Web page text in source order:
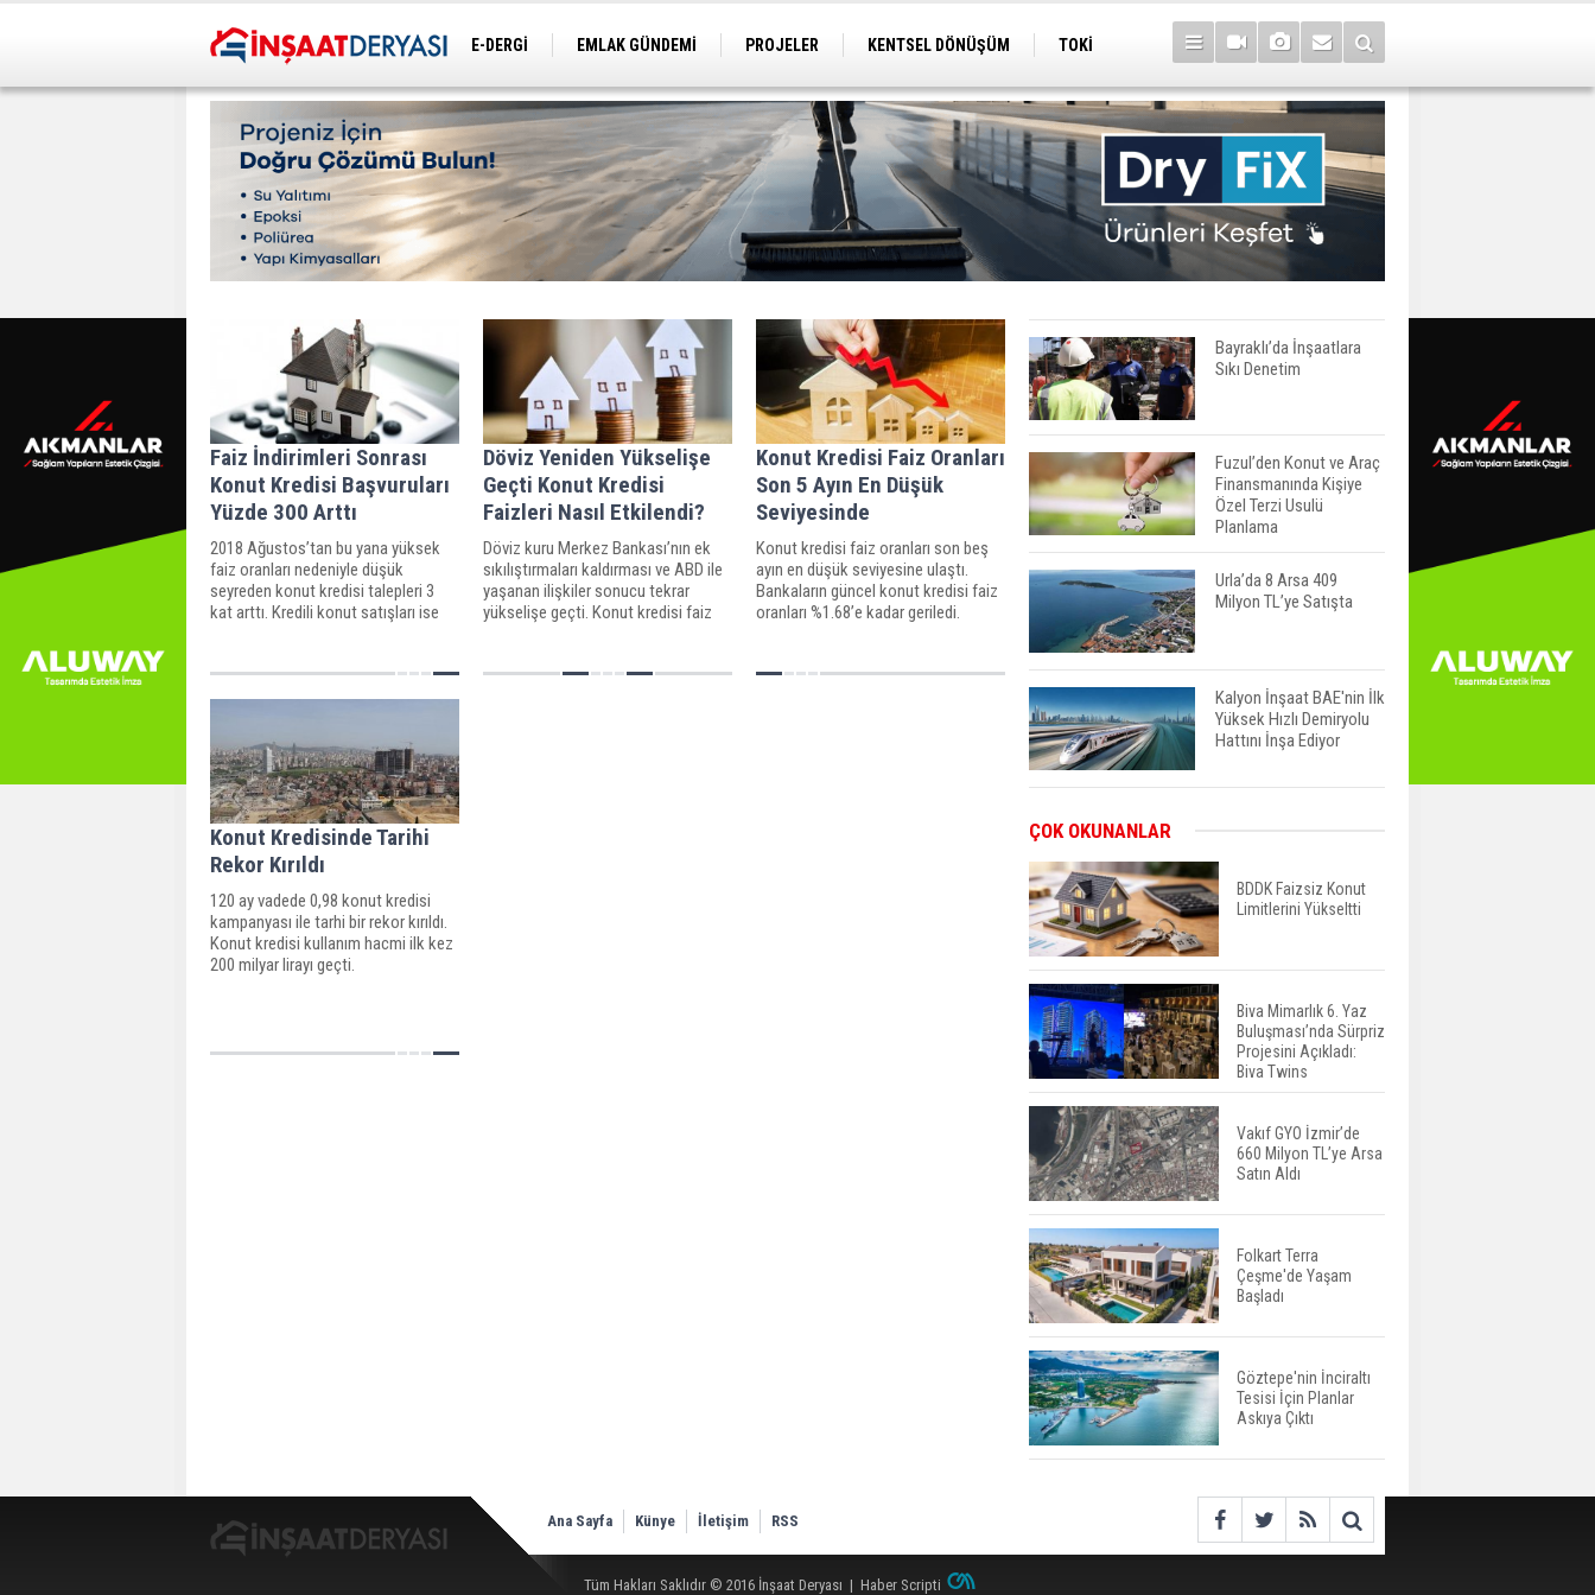
E-DERGİ EMLAK GÜNDEMİ PROJELER KENTSEL DÖNÜŞÜM
TOKİ
Faiz İndirimleri Sonrası
Konut Kredisi Başvuruları
Yüzde 300 Arttı
2018 Ağustos’tan bu yana yüksek
faiz oranları nedeniyle düşük
seyreden konut kredisi talepleri 3
kat arttı. Kredili konut satışları ise
Döviz Yeniden Yükselişe
Geçti Konut Kredisi
Faizleri Nasıl Etkilendi?
Döviz kuru Merkez Bankası’nın ek
sıkılıştırmaları kaldırması ve ABD ile
yaşanan ilişkiler sonucu tekrar
yükselişe geçti. Konut kredisi faiz
Konut Kredisi Faiz Oranları
Son 5 Ayın En Düşük
Seviyesinde
Konut kredisi faiz oranları son beş
ayın en düşük seviyesine ulaştı.
Bankaların güncel konut kredisi faiz
oranları %1.68’e kadar geriledi.
Konut Kredisinde Tarihi
Rekor Kırıldı
120 ay vadede 0,98 konut kredisi
kampanyası ile tarhi bir rekor kırıldı.
Konut kredisi kullanım hacmi ilk kez
200 milyar lirayı geçti.
Bayraklı’da İnşaatlara
Sıkı Denetim
Fuzul’den Konut ve Araç
Finansmanında Kişiye
Özel Terzi Usulü
Planlama
Urla’da 8 Arsa 409
Milyon TL’ye Satışta
Kalyon İnşaat BAE'nin İlk
Yüksek Hızlı Demiryolu
Hattını İnşa Ediyor
Yüksek Seviyesinde
TOKİ 51 İlde 540 Konut
ve İş Yerini Satışa
Sunuyor
Yatırımcıların Bina Tercihi
Değişiyor: Dijital Altyapı
Öne Çıkıyor
TOKİ'nin Kiralık Sosyal
Konut Modeli Kiraları
Düşürür Mü?
İkinci El Konut Fiyatları
İspanya'da Bir Yılda
Yüzde 16,2 Arttı
Konut Satışları Güçlü
Seyrini Korudu Yabancıya
Satış Geriledi
ÇOK OKUNANLAR
BDDK Faizsiz Konut
Limitlerini Yükseltti
Biva Mimarlık 6. Yaz
Buluşması’nda Sürpriz
Projesini Açıkladı:
Biva Twins
Vakıf GYO İzmir’de
660 Milyon TL’ye Arsa
Satın Aldı
Folkart Terra
Çeşme'de Yaşam
Başladı
Göztepe'nin İnciraltı
Tesisi İçin Planlar
Askıya Çıktı
Ana Sayfa Künye İletişim RSS
Tüm Hakları Saklıdır © 2016 İnşaat Deryası | Haber Scripti